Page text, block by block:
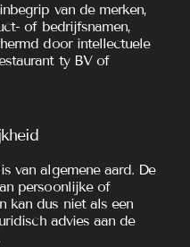
van de merken,
of bedrijfsnamen,
door intellectuele
ty BV of
van algemene aard. De
persoonlijke of
kan dus niet als een
advies aan de